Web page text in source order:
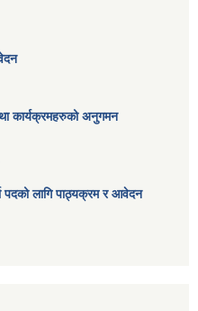
कार्यक्रमहरुको अनुगमन
पदको लागि पाठ्यक्रम र आवेदन